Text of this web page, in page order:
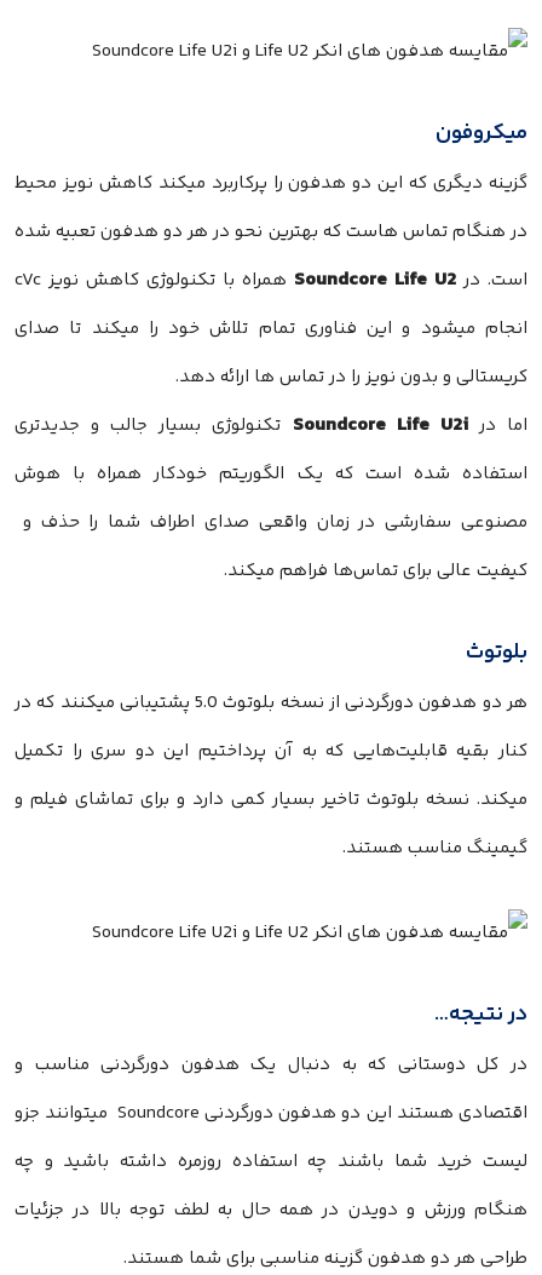
میکروفون
گزینه دیگری که این دو هدفون را پرکاربرد میکند کاهش نویز محیط
در هنگام تماس‌ هاست که بهترین نحو در هر دو هدفون تعبیه شده
است. در Soundcore Life U2
همراه با تکنولوژی کاهش نویز cVc
انجام میشود و این فناوری تمام تلاش خود را میکند تا صدای
کریستالی و بدون نویز را در تماس ها ارائه دهد.
اما درSoundcore Life U2i تکنولوژی بسیار جالب و جدیدتری
استفاده شده است که یک الگوریتم خودکار همراه با هوش
مصنوعی سفارشی در زمان واقعی صدای اطراف شما را حذف و
کیفیت عالی برای تماس‌ها فراهم میکند.
بلوتوث
هر دو هدفون دورگردنی از نسخه بلوتوث 5.0 پشتیبانی میکنند که در
کنار بقیه قابلیت‌هایی که به آن پرداختیم این دو سری را تکمیل
میکند. نسخه بلوتوث تاخیر بسیار کمی دارد و برای تماشای فیلم و
گیمینگ مناسب هستند.
در نتیجه…
در کل دوستانی که به دنبال یک هدفون دورگردنی مناسب و
اقتصادی هستند این دو هدفون دورگردنی Soundcore میتوانند جزو
لیست خرید شما باشند چه استفاده روزمره داشته باشید و چه
هنگام ورزش و دویدن در همه حال به لطف توجه بالا در جزئیات
طراحی هر دو هدفون گزینه مناسبی برای شما هستند.